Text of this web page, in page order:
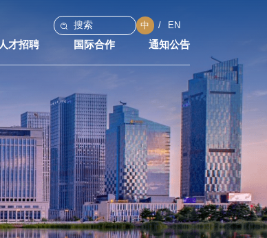
中 EN
人才招聘 国际合作 通知公告